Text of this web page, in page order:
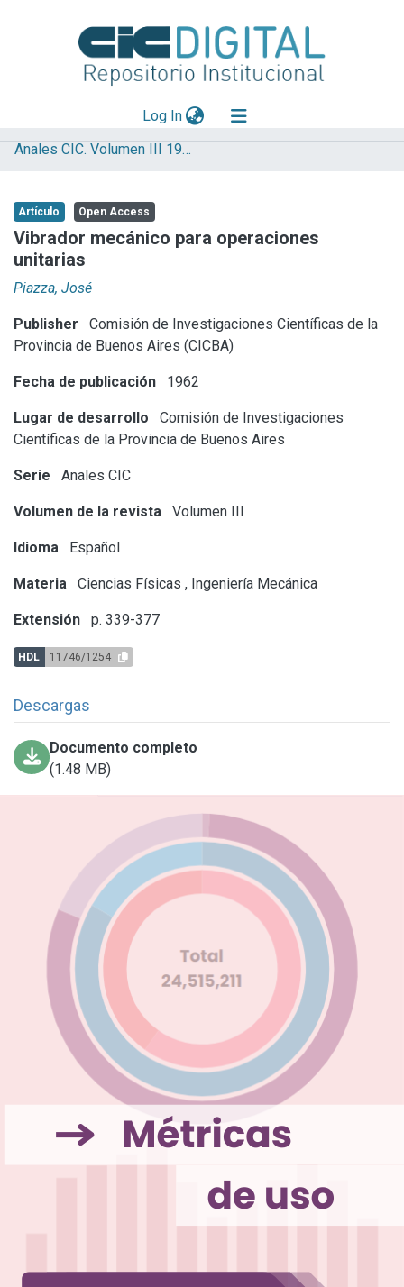
Log In(current)
Explorar
Aportar material
Statistics
Anales CIC. Volumen III 1962
Artículo Open Access
Vibrador mecánico para operaciones
unitarias
Piazza, José
Publisher
Comisión de Investigaciones Científicas de la
Provincia de Buenos Aires (CICBA)
Fecha de publicación 1962
Lugar de desarrollo
Comisión de Investigaciones
Científicas de la Provincia de Buenos Aires
Serie Anales CIC
Volumen de la revista Volumen III
Idioma Español
Materia Ciencias Físicas , Ingeniería Mecánica
Extensión p. 339-377
HDL 11746/1254
Descargas
Documento completo
(1.48 MB)